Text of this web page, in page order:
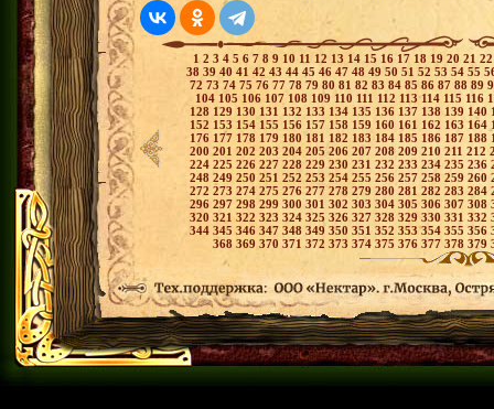
1 2 3 4 5 6 7 8 9 10 11 12 13 14 15 16 17 18 19 20 21
38 39 40 41 42 43 44 45 46 47 48 49 50 51 52 53 54 55
72 73 74 75 76 77 78 79 80 81 82 83 84 85 86 87 88 89
104 105 106 107 108 109 110 111 112 113114 115 116
128 129 130 131 132 133 134 135 136 137 138 139 140
152 153 154 155 156 157 158 159 160 161 162 163 164
176 177 178 179 180 181 182 183 184 185 186 187 188
200 201 202 203 204 205206 207 208 209 210 211 212
224 225 226 227 228 229 230 231 232 233 234 235 236
248 249 250 251 252 253 254 255 256 257 258 259 260
272 273 274 275 276 277 278 279 280 281 282 283 284
296 297 298 299 300 301 302 303 304 305 306 307 308
320 321 322 323 324 325 326 327 328 329 330 331 332
344 345 346 347 348 349 350 351 352 353354 355 356
368 369 370 371 372 373 374 375 376 377 378 379